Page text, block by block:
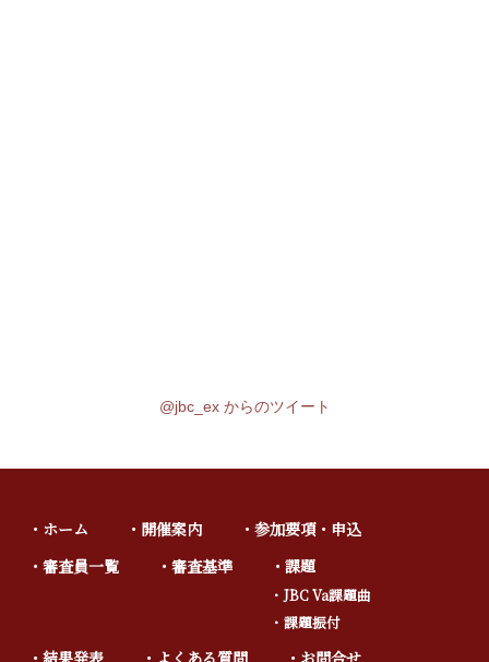
@jbc_ex からのツイート
ホーム 開催案内
参加要項・申込
審査員一覧
審査基準 課題
JBC Va課題曲
課題振付
結果発表 よくある質問 お問合せ